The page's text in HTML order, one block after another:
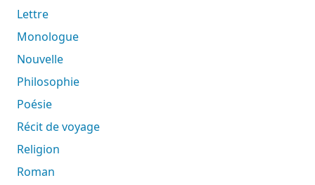
Lettre
Monologue
Nouvelle
Philosophie
Poésie
Récit de voyage
Religion
Roman